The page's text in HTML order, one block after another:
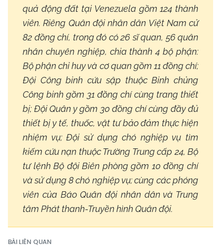
quả động đất tại Venezuela gồm 124 thành
viên. Riêng Quân đội nhân dân Việt Nam cử
82 đồng chí, trong đó có 26 sĩ quan, 56 quân
nhân chuyên nghiệp, chia thành 4 bộ phận:
Bộ phận chỉ huy và cơ quan gồm 11 đồng chí;
Đội Công binh cứu sập thuộc Binh chủng
Công binh gồm 31 đồng chí cùng trang thiết
bị; Đội Quân y gồm 30 đồng chí cùng đầy đủ
thiết bị y tế, thuốc, vật tư bảo đảm thực hiện
nhiệm vụ; Đội sử dụng chó nghiệp vụ tìm
kiếm cứu nạn thuộc Trường Trung cấp 24, Bộ
tư lệnh Bộ đội Biên phòng gồm 10 đồng chí
và sử dụng 8 chó nghiệp vụ; cùng các phóng
viên của Báo Quân đội nhân dân và Trung
tâm Phát thanh-Truyền hình Quân đội.
BÀI LIÊN QUAN